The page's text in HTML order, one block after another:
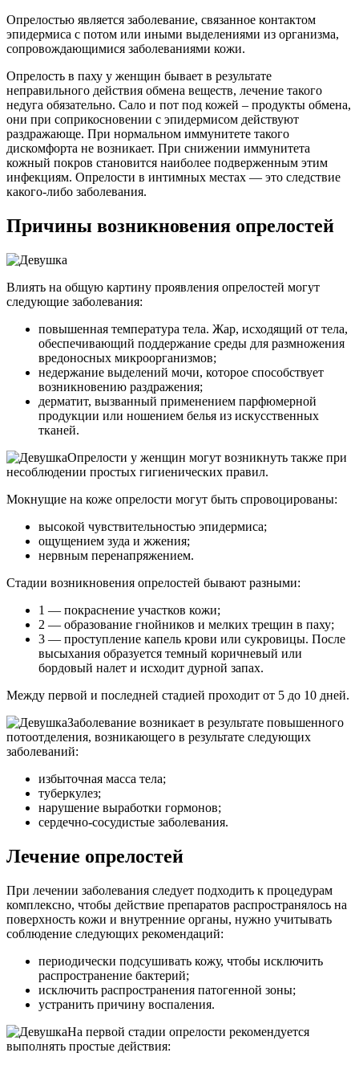
Опрелостью является заболевание, связанное контактом
эпидермиса с потом или иными выделениями из организма,
сопровождающимися заболеваниями кожи.
Опрелость в паху у женщин бывает в результате
неправильного действия обмена веществ, лечение такого
недуга обязательно. Сало и пот под кожей – продукты обмена,
они при соприкосновении с эпидермисом действуют
раздражающе. При нормальном иммунитете такого
дискомфорта не возникает. При снижении иммунитета
кожный покров становится наиболее подверженным этим
инфекциям. Опрелости в интимных местах — это следствие
какого-либо заболевания.
Причины возникновения опрелостей
Влиять на общую картину проявления опрелостей могут
следующие заболевания:
повышенная температура тела. Жар, исходящий от тела,
обеспечивающий поддержание среды для размножения
вредоносных микроорганизмов;
недержание выделений мочи, которое способствует
возникновению раздражения;
дерматит, вызванный применением парфюмерной
продукции или ношением белья из искусственных
тканей.
Опрелости у женщин могут возникнуть также при
несоблюдении простых гигиенических правил.
Мокнущие на коже опрелости могут быть спровоцированы:
высокой чувствительностью эпидермиса;
ощущением зуда и жжения;
нервным перенапряжением.
Стадии возникновения опрелостей бывают разными:
1 — покраснение участков кожи;
2 — образование гнойников и мелких трещин в паху;
3 — проступление капель крови или сукровицы. После
высыхания образуется темный коричневый или
бордовый налет и исходит дурной запах.
Между первой и последней стадией проходит от 5 до 10 дней.
Заболевание возникает в результате повышенного
потоотделения, возникающего в результате следующих
заболеваний:
избыточная масса тела;
туберкулез;
нарушение выработки гормонов;
сердечно-сосудистые заболевания.
Лечение опрелостей
При лечении заболевания следует подходить к процедурам
комплексно, чтобы действие препаратов распространялось на
поверхность кожи и внутренние органы, нужно учитывать
соблюдение следующих рекомендаций:
периодически подсушивать кожу, чтобы исключить
распространение бактерий;
исключить распространения патогенной зоны;
устранить причину воспаления.
На первой стадии опрелости рекомендуется
выполнять простые действия: